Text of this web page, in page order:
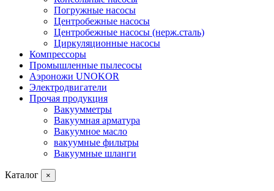
Погружные насосы
Центробежные насосы
Центробежные насосы (нерж.сталь)
Циркуляционные насосы
Компрессоры
Промышленные пылесосы
Аэроножи UNOKOR
Электродвигатели
Прочая продукция
Вакуумметры
Вакуумная арматура
Вакуумное масло
вакуумные фильтры
Вакуумные шланги
Каталог ×